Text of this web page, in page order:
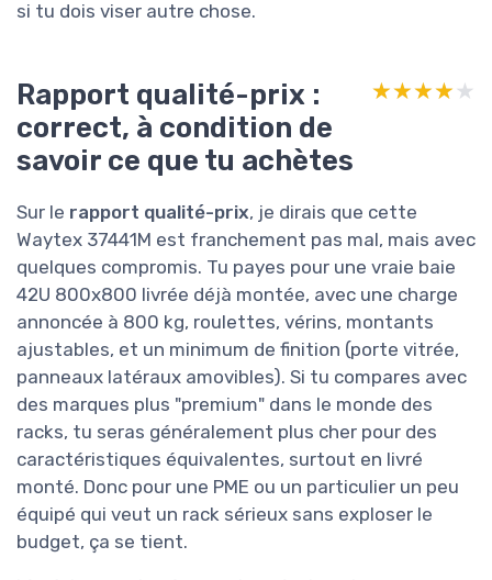
si tu dois viser autre chose.
Rapport qualité-prix :
correct, à condition de
savoir ce que tu achètes
★★★★★
★★★★★
Sur le rapport qualité-prix, je dirais que cette
Waytex 37441M est franchement pas mal, mais avec
quelques compromis. Tu payes pour une vraie baie
42U 800x800 livrée déjà montée, avec une charge
annoncée à 800 kg, roulettes, vérins, montants
ajustables, et un minimum de finition (porte vitrée,
panneaux latéraux amovibles). Si tu compares avec
des marques plus "premium" dans le monde des
racks, tu seras généralement plus cher pour des
caractéristiques équivalentes, surtout en livré
monté. Donc pour une PME ou un particulier un peu
équipé qui veut un rack sérieux sans exploser le
budget, ça se tient.